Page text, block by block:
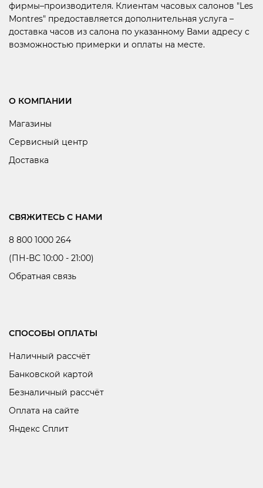
фирмы–производителя. Клиентам часовых салонов "Les
Montres" предоставляется дополнительная услуга –
доставка часов из салона по указанному Вами адресу с
возможностью примерки и оплаты на месте.
О КОМПАНИИ
Магазины
Сервисный центр
Доставка
СВЯЖИТЕСЬ С НАМИ
8 800 1000 264
(ПН-ВС 10:00 - 21:00)
Обратная связь
СПОСОБЫ ОПЛАТЫ
Наличный рассчёт
Банковской картой
Безналичный рассчёт
Оплата на сайте
Яндекс Сплит